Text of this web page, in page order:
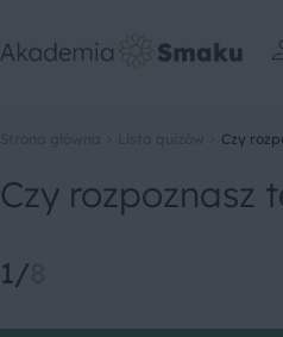
Czy
Czy rozpoznasz
1/